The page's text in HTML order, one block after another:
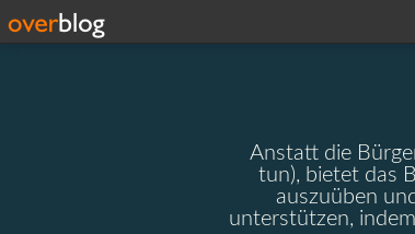
Anstatt die
tun), bietet das
auszuüben
unterstützen,